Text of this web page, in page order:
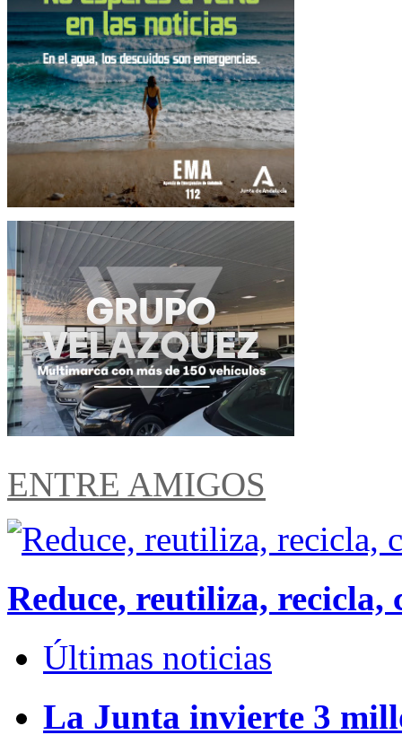
ENTRE AMIGOS
Reduce, reutiliza, recicla,
Últimas noticias
La Junta invierte 3